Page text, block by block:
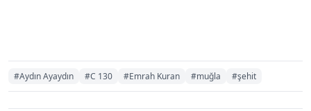
#Aydın Ayaydın #C 130 #Emrah Kuran #muğla #şehit